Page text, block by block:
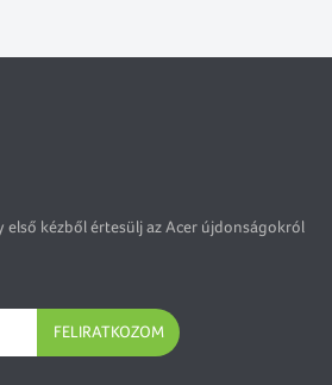
első kézből értesülj az Acer újdonságokról
FELIRATKOZOM